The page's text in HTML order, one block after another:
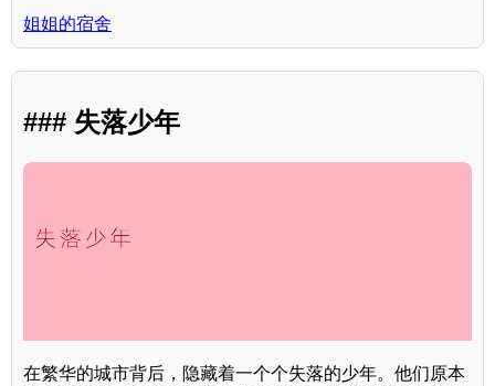
姐姐的宿舍
### 失落少年
在繁华的城市背后，隐藏着一个个失落的少年。他们原本